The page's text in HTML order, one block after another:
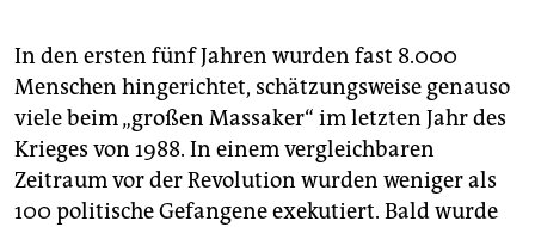
In den ersten fünf Jahren wurden fast 8.000
Menschen hingerichtet, schätzungsweise genauso
viele beim „großen Massaker“ im letzten Jahr des
Krieges von 1988. In einem vergleichbaren
Zeitraum vor der Revolution wurden weniger als
100 politische Gefangene exekutiert. Bald wurde